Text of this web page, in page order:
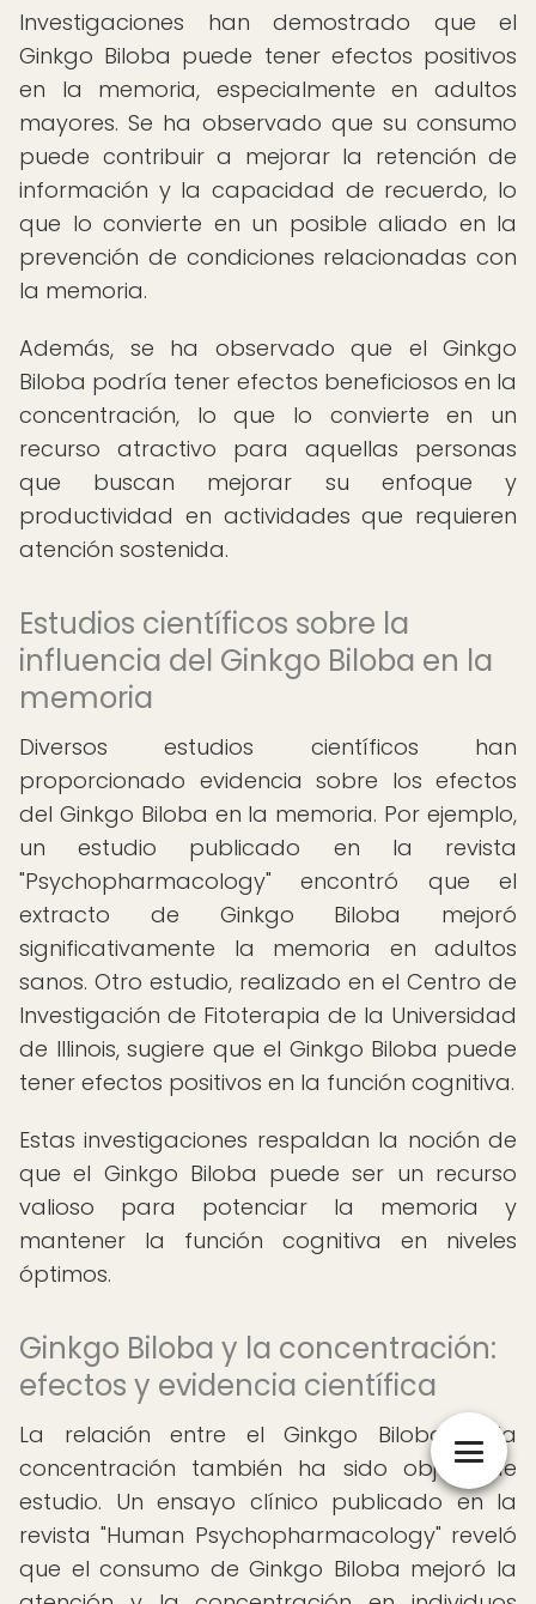
Investigaciones han demostrado que el
Ginkgo Biloba puede tener efectos positivos
en la memoria, especialmente en adultos
mayores. Se ha observado que su consumo
puede contribuir a mejorar la retención de
información y la capacidad de recuerdo, lo
que lo convierte en un posible aliado en la
prevención de condiciones relacionadas con
la memoria.
Además, se ha observado que el Ginkgo
Biloba podría tener efectos beneficiosos en la
concentración, lo que lo convierte en un
recurso atractivo para aquellas personas
que buscan mejorar su enfoque y
productividad en actividades que requieren
atención sostenida.
Estudios científicos sobre la
influencia del Ginkgo Biloba en la
memoria
Diversos estudios científicos han
proporcionado evidencia sobre los efectos
del Ginkgo Biloba en la memoria. Por ejemplo,
un estudio publicado en la revista
"Psychopharmacology" encontró que el
extracto de Ginkgo Biloba mejoró
significativamente la memoria en adultos
sanos. Otro estudio, realizado en el Centro de
Investigación de Fitoterapia de la Universidad
de Illinois, sugiere que el Ginkgo Biloba puede
tener efectos positivos en la función cognitiva.
Estas investigaciones respaldan la noción de
que el Ginkgo Biloba puede ser un recurso
valioso para potenciar la memoria y
mantener la función cognitiva en niveles
óptimos.
Ginkgo Biloba y la concentración:
efectos y evidencia científica
La relación entre el Ginkgo Biloba y la
concentración también ha sido objeto de
estudio. Un ensayo clínico publicado en la
revista "Human Psychopharmacology" reveló
que el consumo de Ginkgo Biloba mejoró la